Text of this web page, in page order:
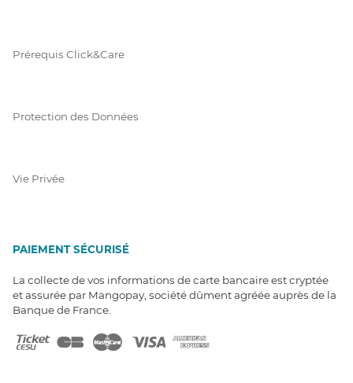
Prérequis Click&Care
Protection des Données
Vie Privée
PAIEMENT SÉCURISÉ
La collecte de vos informations de carte bancaire est cryptée
et assurée par Mangopay, société dûment agréée auprès de la
Banque de France.